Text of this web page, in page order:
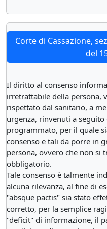
Corte di Cassazione,
del
Il diritto al consenso
irretrattabile della persona,
rispettato dal sanitario, a
urgenza, rinvenuti a
programmato, per il quale
consenso e tali da porre in
persona, ovvero che non si
obbligatorio.
Tale consenso è talmente
alcuna rilevanza, al fine di
"absque pactis" sia stato
corretto, per la semplice
"deficit" di informazione, il